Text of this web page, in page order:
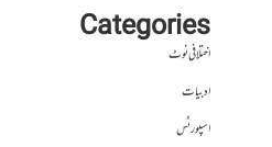
Categories
اختلافی نوٹ
ادبیات
اسپورٹس